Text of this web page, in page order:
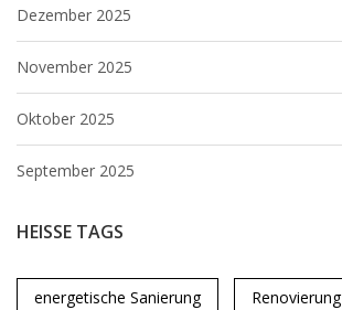
Dezember 2025
November 2025
Oktober 2025
September 2025
HEISSE TAGS
energetische Sanierung Renovierung